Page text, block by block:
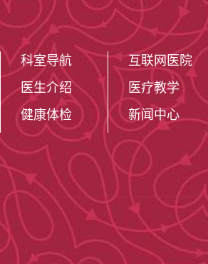
科室导航
医生介绍
健康体检
互联网医院
医疗教学
新闻中心